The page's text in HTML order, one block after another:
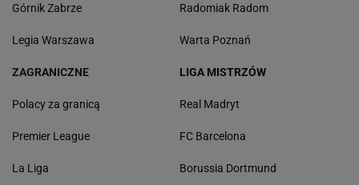
Górnik Zabrze
Legia Warszawa
Radomiak Radom
Warta Poznań
ZAGRANICZNE
Polacy za granicą
Premier League
La Liga
LIGA MISTRZÓW
Real Madryt
FC Barcelona
Borussia Dortmund